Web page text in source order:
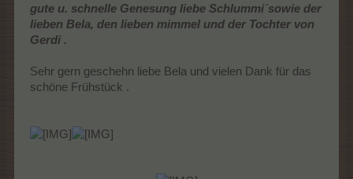
gute u. schnelle Genesung liebe Schlummi´sowie der
lieben Bela, den lieben mimmel und der Tochter von
Gerdi .
Sehr gern geschehn liebe Bela und vielen Dank für das
schöne Frühstück .